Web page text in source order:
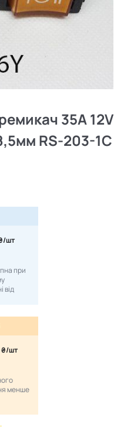
35А 12V
RS-203-1C
шт
при
від
₴/шт
менше